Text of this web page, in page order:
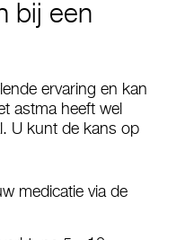
bij een
ervaring en kan
astma heeft wel
U kunt de kans op
medicatie via de